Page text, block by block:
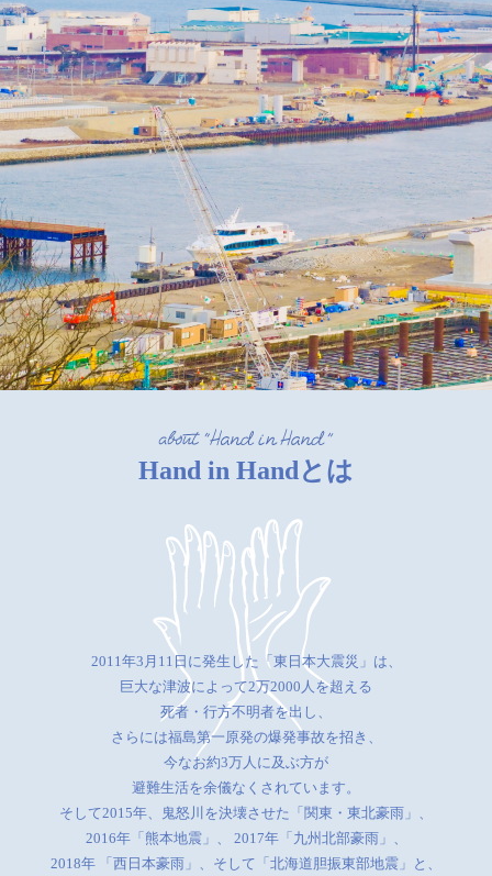
Hand in Handとは
2011年3月11日に発生した「東日本大震災」は、
巨大な津波によって2万2000人を超える
死者・行方不明者を出し、
さらには福島第一原発の爆発事故を招き、
今なお約3万人に及ぶ方が
避難生活を余儀なくされています。
そして2015年、鬼怒川を決壊させた「関東・東北豪雨」、
2016年「熊本地震」、
2017年「九州北部豪雨」、
2018年 「西日本豪雨」、そして「北海道胆振東部地震」と、